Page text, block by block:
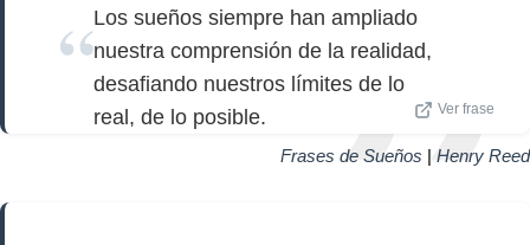
Los sueños siempre han ampliado
nuestra comprensión de la realidad,
desafiando nuestros límites de lo
real, de lo posible.
Ver frase
Frases de Sueños | Henry Reed